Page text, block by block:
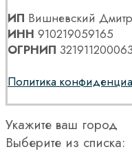
ИП Вишневский
ИНН 910219059165
ОГРНИП
Политика
Укажите ваш город
Выберите из списка: